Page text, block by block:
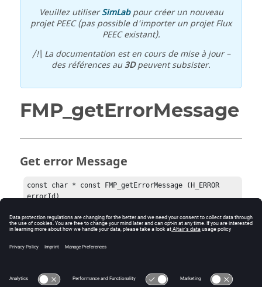
Veuillez utiliserSimLabpour créer un nouveau
projet PEEC (pas possible d'importer un projet Flux
PEEC existant).
/!\ La documentation est en cours de mise à jour –
des références au3Dpeuvent subsister.
FMP_getErrorMessage
Get error Message
const char * const FMP_getErrorMessage (H_ERROR
errorId)
Input:
errorId: error handle
Return: